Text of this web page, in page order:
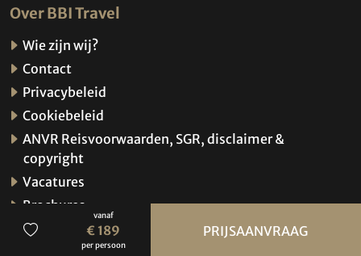
vanaf
€ 189
per persoon
PRIJSAANVRAAG
Over BBI Travel
Wie zijn wij?
Contact
Privacybeleid
Cookiebeleid
ANVR Reisvoorwaarden, SGR, disclaimer &
copyright
Vacatures
Brochures
Verzekeringen
Hoe werkt de website?